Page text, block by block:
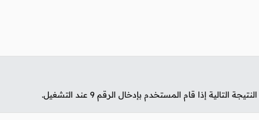
التالية إذا قام المستخدم بإدخال الرقم 9 عند التشغيل.